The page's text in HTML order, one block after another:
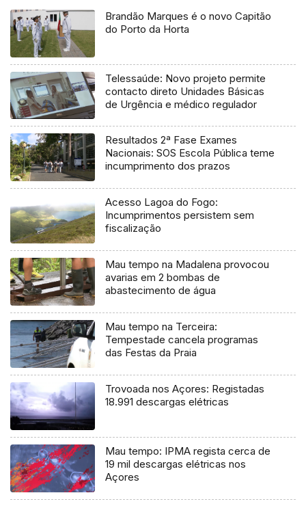
Brandão Marques é o novo Capitão
do Porto da Horta
Telessaúde: Novo projeto permite
contacto direto Unidades Básicas
de Urgência e médico regulador
Resultados 2ª Fase Exames
Nacionais: SOS Escola Pública teme
incumprimento dos prazos
Acesso Lagoa do Fogo:
Incumprimentos persistem sem
fiscalização
Mau tempo na Madalena provocou
avarias em 2 bombas de
abastecimento de água
Mau tempo na Terceira:
Tempestade cancela programas
das Festas da Praia
Trovoada nos Açores: Registadas
18.991 descargas elétricas
Mau tempo: IPMA regista cerca de
19 mil descargas elétricas nos
Açores